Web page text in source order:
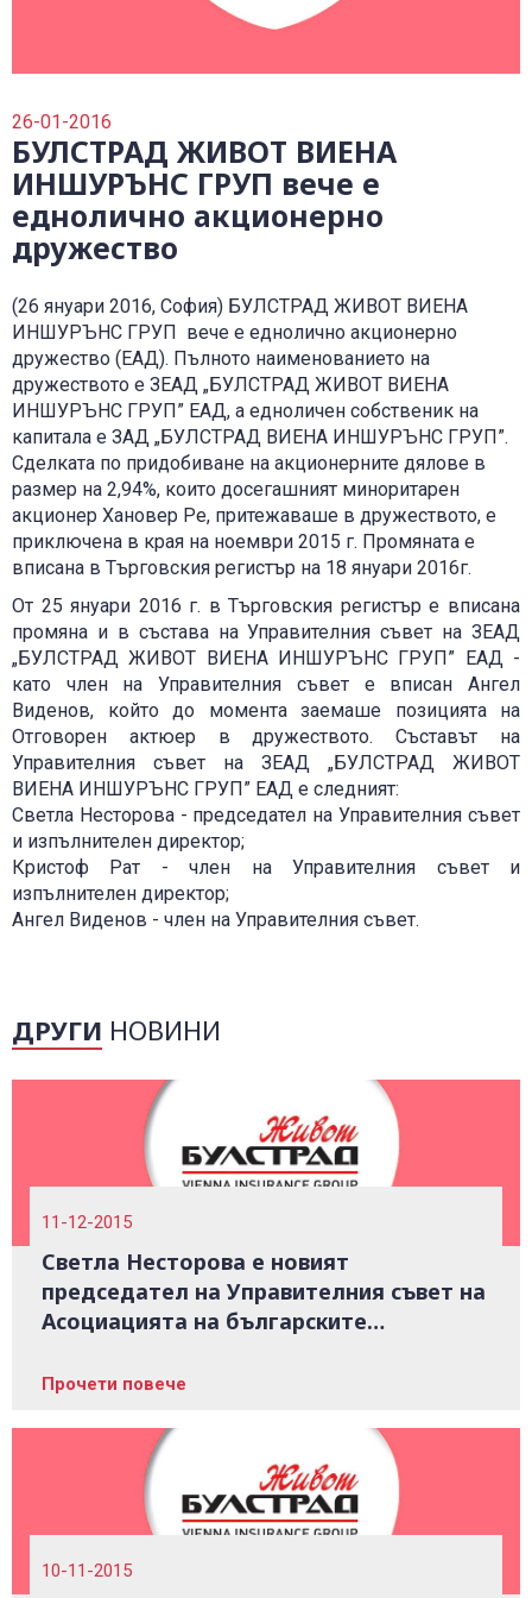
0700 18 800
26-01-2016
БУЛСТРАД ЖИВОТ ВИЕНА
ИНШУРЪНС ГРУП вече е
еднолично акционерно
дружество
(26 януари 2016, София) БУЛСТРАД ЖИВОТ ВИЕНА
ИНШУРЪНС ГРУП вече е еднолично акционерно
дружество (ЕАД). Пълното наименованието на
дружеството е ЗЕАД „БУЛСТРАД ЖИВОТ ВИЕНА
ИНШУРЪНС ГРУП” ЕАД, а едноличен собственик на
капитала е ЗАД „БУЛСТРАД ВИЕНА ИНШУРЪНС ГРУП”.
Сделката по придобиване на акционерните дялове в
размер на 2,94%, които досегашният миноритарен
акционер Хановер Ре, притежаваше в дружеството, е
приключена в края на ноември 2015 г. Промяната е
вписана в Търговския регистър на 18 януари 2016г.
От 25 януари 2016 г. в Търговския регистър е вписана
промяна и в състава на Управителния съвет на ЗЕАД
„БУЛСТРАД ЖИВОТ ВИЕНА ИНШУРЪНС ГРУП” ЕАД -
като член на Управителния съвет е вписан Ангел
Виденов, който до момента заемаше позицията на
Отговорен актюер в дружеството. Съставът на
Управителния съвет на ЗЕАД „БУЛСТРАД ЖИВОТ
ВИЕНА ИНШУРЪНС ГРУП” ЕАД е следният:
Светла Несторова - председател на Управителния съвет
и изпълнителен директор;
Кристоф Рат - член на Управителния съвет и
изпълнителен директор;
Ангел Виденов - член на Управителния съвет.
ДРУГИ НОВИНИ
11-12-2015
Светла Несторова е новият
председател на Управителния съвет на
Асоциацията на българските
Прочети повече
10-11-2015